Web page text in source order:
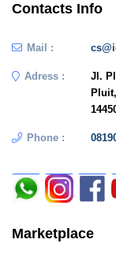
Contacts Info
Mail :
Adress :
Jl.
Phone :
Marketplace